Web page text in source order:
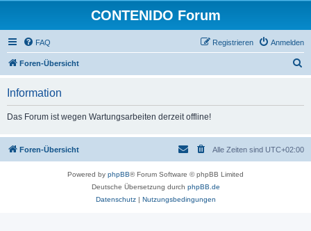
CONTENIDO Forum
FAQ Anmelden
Registrieren
Foren-Übersicht
Information
Das Forum ist wegen Wartungsarbeiten derzeit offline!
Foren-Übersicht Alle Zeiten sind UTC+02:00
Powered by phpBB® Forum Software © phpBB Limited
Deutsche Übersetzung durch phpBB.de
Datenschutz| Nutzungsbedingungen